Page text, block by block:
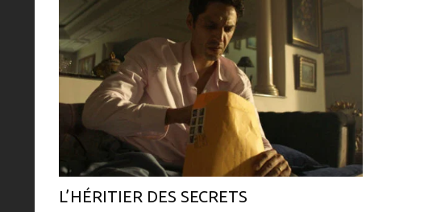
L’HÉRITIER DES SECRETS